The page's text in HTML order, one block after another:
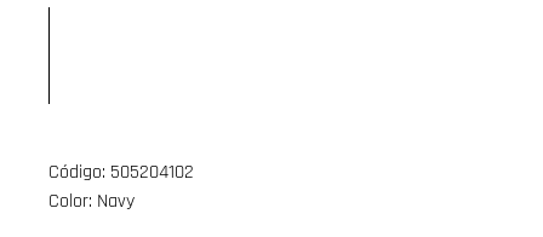
Código: 505204102
Color: Navy